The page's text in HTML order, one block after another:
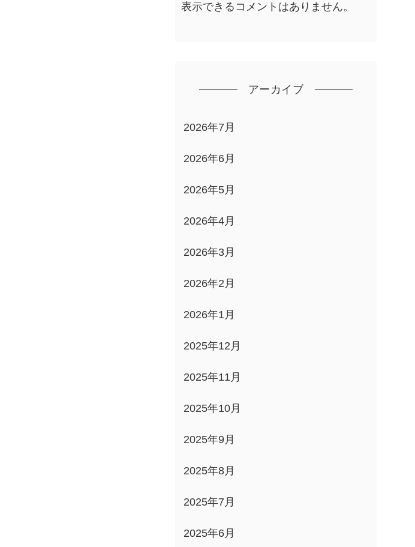
表示できるコメントはありません。
アーカイブ
2026年7月
2026年6月
2026年5月
2026年4月
2026年3月
2026年2月
2026年1月
2025年12月
2025年11月
2025年10月
2025年9月
2025年8月
2025年7月
2025年6月